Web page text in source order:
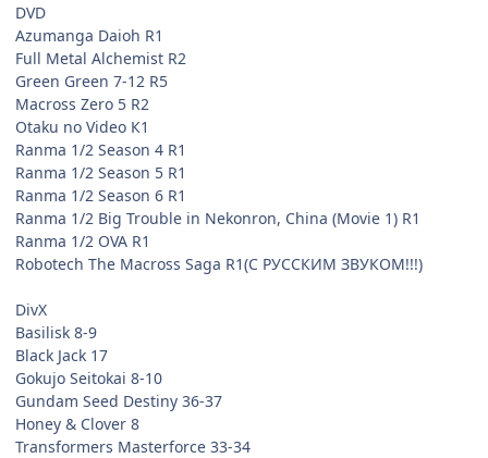
DVD
Azumanga Daioh R1
Full Metal Alchemist R2
Green Green 7-12 R5
Macross Zero 5 R2
Otaku no Video К1
Ranma 1/2 Season 4 R1
Ranma 1/2 Season 5 R1
Ranma 1/2 Season 6 R1
Ranma 1/2 Big Trouble in Nekonron, China (Movie 1) R1
Ranma 1/2 OVA R1
Robotech The Macross Saga R1(С РУССКИМ ЗВУКОМ!!!)
DivX
Basilisk 8-9
Black Jack 17
Gokujo Seitokai 8-10
Gundam Seed Destiny 36-37
Honey & Clover 8
Transformers Masterforce 33-34